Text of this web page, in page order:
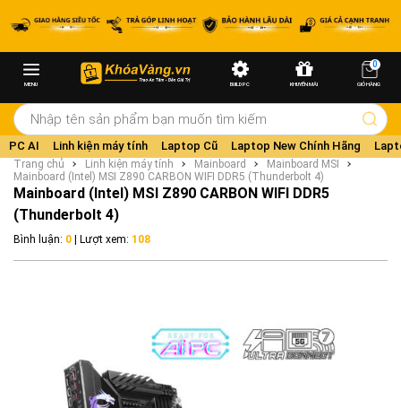
MENU BUILD PC KHUYẾN MÃI
0
GIỎ HÀNG
PC AI Linh kiện máy tính Laptop Cũ Laptop New Chính Hãng
Trang chủ Linh kiện máy tính Mainboard
Mainboard MSI
Mainboard (Intel) MSI Z890 CARBON WIFI DDR5 (Thunderbolt 4)
Mainboard (Intel) MSI Z890 CARBON WIFI DDR5
(Thunderbolt 4)
Bình luận: 0 | Lượt xem: 108